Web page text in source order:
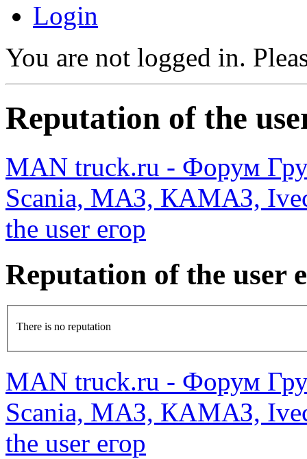
Login
You are not logged in.
Reputation of the
MAN truck.ru - Форум
Scania, МАЗ, КАМАЗ,
the user егор
Reputation of the user
There is no reputation
MAN truck.ru - Форум
Scania, МАЗ, КАМАЗ,
the user егор